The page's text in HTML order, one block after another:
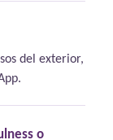
del exterior,
o